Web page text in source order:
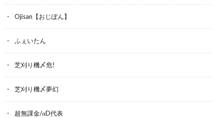
Ojisan【おじぽん】
ふぇいたん
芝刈り機〆危!
芝刈り機〆夢幻
超無課金/αD代表